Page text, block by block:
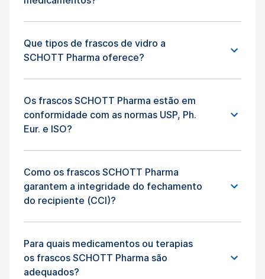
Que tipos de frascos de vidro a
SCHOTT Pharma oferece?
Os frascos SCHOTT Pharma estão em
conformidade com as normas USP, Ph.
Eur. e ISO?
Como os frascos SCHOTT Pharma
garantem a integridade do fechamento
do recipiente (CCI)?
Para quais medicamentos ou terapias
os frascos SCHOTT Pharma são
adequados?